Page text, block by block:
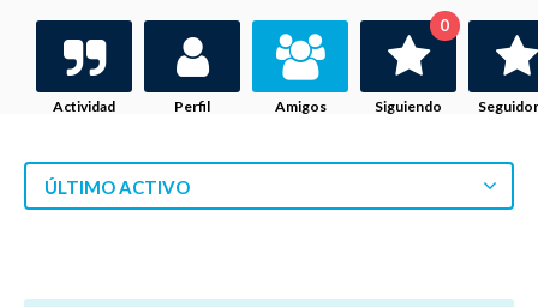
Actividad Perfil Amigos Siguiendo
0
ÚLTIMO ACTIVO